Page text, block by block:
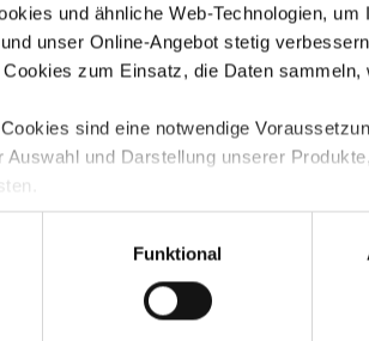
und ähnliche Web-Technologien,
unser Online-Angebot stetig
zum Einsatz, die Daten
sind eine notwendige
Auswahl und Darstellung unserer
Angebote, Anzeigen und
und Tracking-Zwecke zur Analyse
Diese übermitteln wir in
Funktional